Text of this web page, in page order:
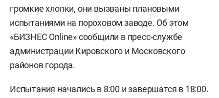
громкие хлопки, они вызваны плановыми
испытаниями на пороховом заводе. Об этом
«БИЗНЕС Online» сообщили в пресс-службе
администрации Кировского и Московского
районов города.
Испытания начались в 8:00 и завершатся в 18:00.